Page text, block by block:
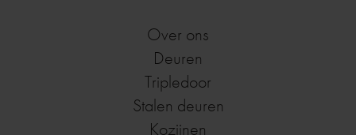
Over ons
Deuren
Tripledoor
Stalen deuren
Kozijnen